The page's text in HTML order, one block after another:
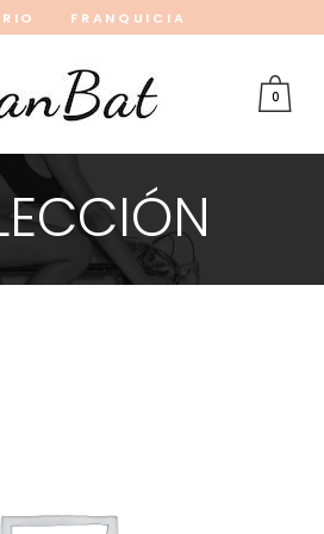
FRANQUICIA
0